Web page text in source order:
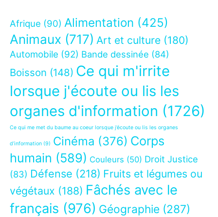
Afrique (90) Alimentation (425)
Animaux (717) Art et culture (180)
Automobile (92) Bande dessinée (84)
Boisson (148) Ce qui m'irrite
lorsque j'écoute ou lis les
organes d'information (1726)
Ce qui me met du baume au coeur lorsque j’écoute ou lis les organes
d’information (9) Cinéma (376) Corps
humain (589) Couleurs (50) Droit Justice
(83) Défense (218) Fruits et légumes ou
végétaux (188) Fâchés avec le
français (976) Géographie (287)